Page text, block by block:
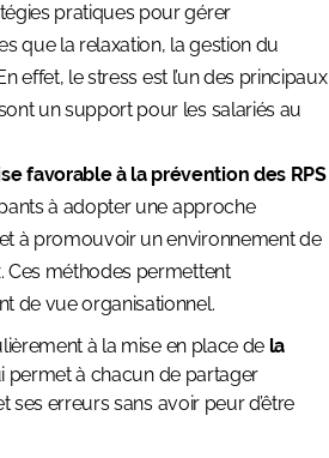
pratiques pour gérer
que la relaxation, la gestion du
effet, le stress est l’un des principaux
un support pour les salariés au
favorable à la prévention des RPS
à adopter une approche
à promouvoir un environnement de
Ces méthodes permettent
de vue organisationnel.
à la mise en place de la
permet à chacun de partager
erreurs sans avoir peur d’être